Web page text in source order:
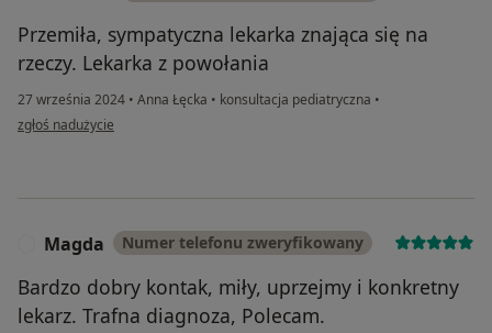
Przemiła, sympatyczna lekarka znająca się na
rzeczy. Lekarka z powołania
27 września 2024 • Anna Łęcka • konsultacja pediatryczna •
w opinii użytkownika Ewelina
zgłoś nadużycie
Magda Numer telefonu zweryfikowany
Bardzo dobry kontak, miły, uprzejmy i konkretny
lekarz. Trafna diagnoza, Polecam.